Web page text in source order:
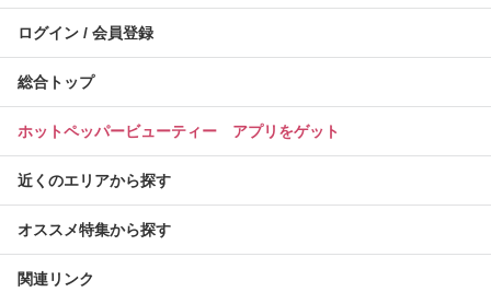
ログイン / 会員登録
総合トップ
ホットペッパービューティー アプリをゲット
近くのエリアから探す
オススメ特集から探す
関連リンク